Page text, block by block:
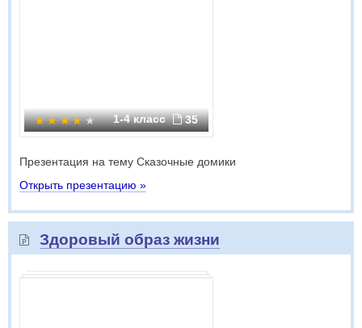
1-4 класс 35
Презентация на тему Сказочные домики
Открыть презентацию »
Здоровый образ жизни